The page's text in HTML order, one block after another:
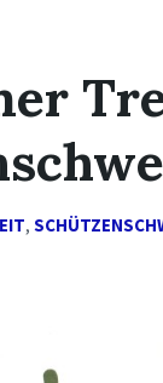
,